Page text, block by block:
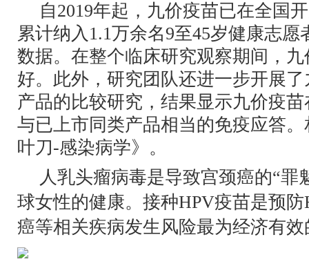
自2019年起，九价疫苗已在全国
累计纳入1.1万余名9至45岁健康志
数据。在整个临床研究观察期间，
好。此外，研究团队还进一步开展
产品的比较研究，结果显示九价疫
与已上市同类产品相当的免疫应答
叶刀-感染病学》。
人乳头瘤病毒是导致宫颈癌的“罪
球女性的健康。接种HPV疫苗是预
癌等相关疾病发生风险最为经济有